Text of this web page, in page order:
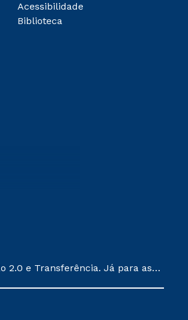
Acessibilidade
Biblioteca
2.0 e Transferência. Já para as